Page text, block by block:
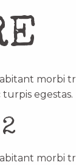
morbi
egestas.
morbi